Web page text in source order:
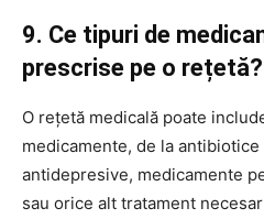
9. Ce tipuri de
prescrise pe o rețetă?
O rețetă medicală poate
medicamente, de la antibiotice
antidepresive, medicamente
sau orice alt tratament